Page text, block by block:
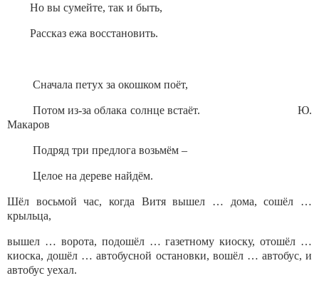
Но вы сумейте, так и быть,
Рассказ ежа восстановить.
Сначала петух за окошком поёт,
Потом из-за облака солнце встаёт. Ю.
Макаров
Подряд три предлога возьмём –
Целое на дереве найдём.
Шёл восьмой час, когда Витя вышел … дома, сошёл …
крыльца,
вышел … ворота, подошёл … газетному киоску, отошёл …
киоска, дошёл … автобусной остановки, вошёл … автобус, и
автобус уехал.